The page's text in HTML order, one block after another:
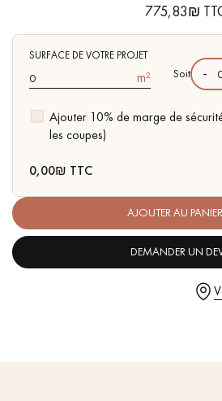
pas dans le choix et la pose
Un expert Décoplus
Demandez un rendez-vous
- rendu homogène,
traces d'aubiers
- Parquet certifié FSC
775,83₪
SURFACE DE VOTRE PROJET
m²
Ajouter 10% de marge de
les coupes)
Soit -
0,00₪ TTC
AJOUTER AU PANIER
DEMANDER UN